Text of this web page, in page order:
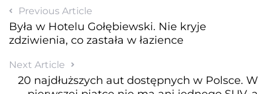
Previous Article
Była w Hotelu Gołębiewski. Nie kryje
zdziwienia, co zastała w łazience
Next Article
20 najdłuższych aut dostępnych w Polsce. W